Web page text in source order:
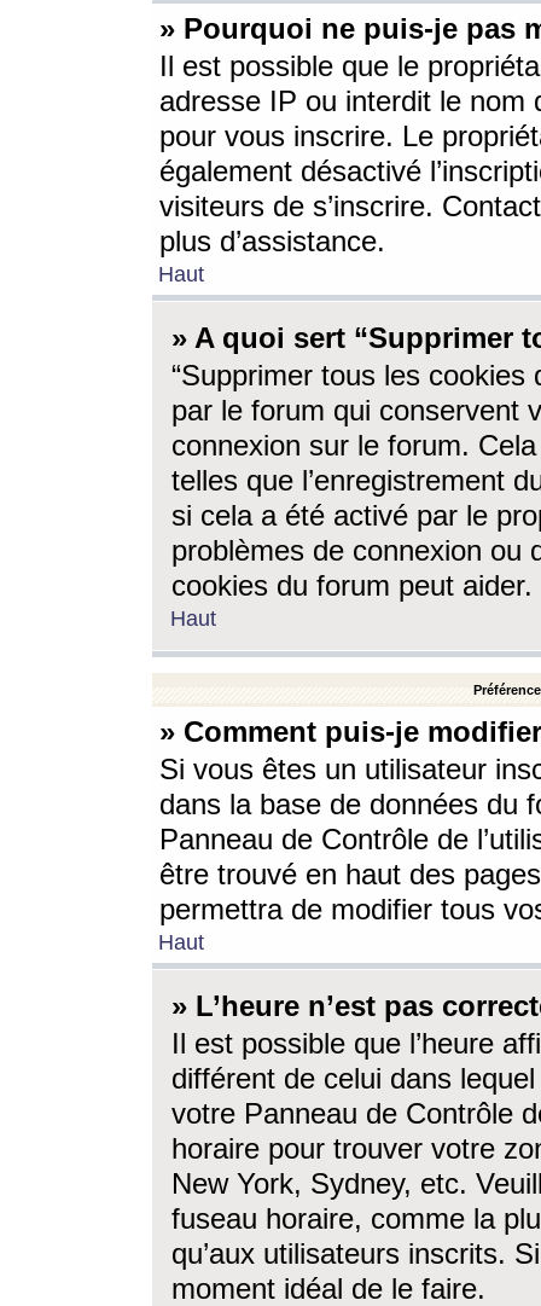
» Pourquoi ne puis-je pas
Il est possible que le
adresse IP ou interdit le nom
pour vous inscrire. Le
également désactivé
visiteurs de s’inscrire.
plus d’assistance.
Haut
» A quoi sert “Supprimer
“Supprimer tous les cookies
par le forum qui conservent
connexion sur le forum.
telles que l’enregistrement
si cela a été activé par le
problèmes de connexion ou
cookies du forum peut aider.
Haut
» Comment puis-je
Si vous êtes un utilisateur
dans la base de données du
Panneau de Contrôle de
être trouvé en haut des
permettra de modifier tous
Haut
» L’heure n’est pas
Il est possible que l’heure
différent de celui dans
votre Panneau de Contrôle
horaire pour trouver votre
New York, Sydney, etc.
fuseau horaire, comme la
qu’aux utilisateurs inscrits.
moment idéal de le faire.